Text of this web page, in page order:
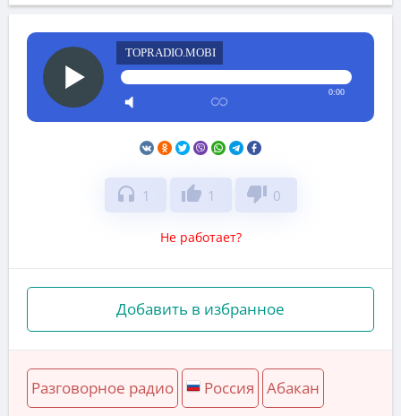
TOPRADIO.MOBI
0:00
headphones 1 thumb_up 1 thumb_down 0
Не работает?
Добавить в избранное
Разговорное радио Россия Абакан